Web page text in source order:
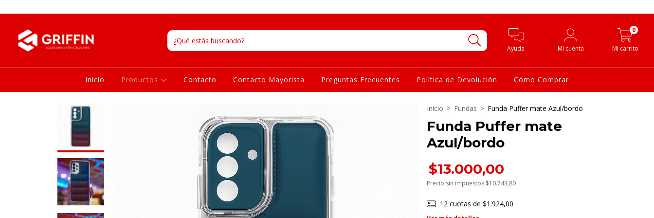
Ayuda Mi cuenta Mi carrito
0
Inicio Productos Contacto Contacto Mayorista Preguntas Frecuentes Política de Devolución Cómo Comprar
Inicio > Fundas > Funda Puffer mate Azul/bordo
Funda Puffer mate
Azul/bordo
$13.000,00
Precio sin impuestos $10.743,80
12 cuotas de $1.924,00